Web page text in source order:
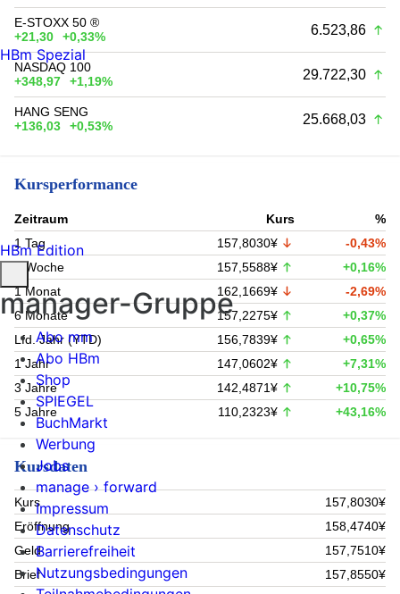
E-STOXX 50 ®
+21,30
+0,33% 6.523,86
NASDAQ 100
+348,97
+1,19% 29.722,30
HANG SENG
+136,03
+0,53% 25.668,03
Kursperformance
Zeitraum Kurs
%
1 Tag
157,8030¥
-0,43%
1 Woche
157,5588¥
+0,16%
1 Monat
162,1669¥
-2,69%
6 Monate
157,2275¥
+0,37%
Lfd. Jahr (YTD)
156,7839¥
+0,65%
1 Jahr
147,0602¥
+7,31%
3 Jahre
142,4871¥
+10,75%
5 Jahre
110,2323¥ +43,16%
Kursdaten
Kurs
157,8030¥
Eröffnung
158,4740¥
Geld
157,7510¥
Brief
157,8550¥
HBm Spezial
HBm Edition
manager-Gruppe
Abo mm
Abo HBm
Shop
SPIEGEL
BuchMarkt
Werbung
Jobs
manage › forward
Impressum
Datenschutz
Barrierefreiheit
Nutzungsbedingungen